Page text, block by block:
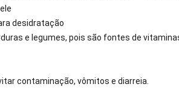
desidratação
e legumes, pois são fontes de
contaminação, vômitos e diarreia.